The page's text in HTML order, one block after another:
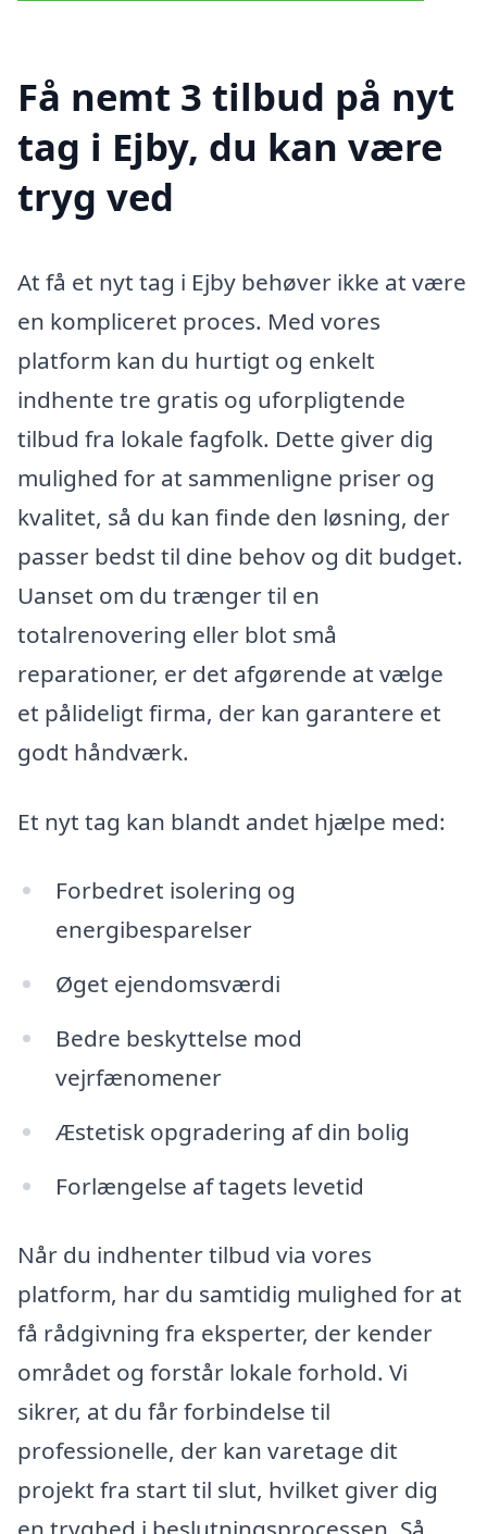
Få nemt 3 tilbud på nyt
tag i Ejby, du kan være
tryg ved
At få et nyt tag i Ejby behøver ikke at være
en kompliceret proces. Med vores
platform kan du hurtigt og enkelt
indhente tre gratis og uforpligtende
tilbud fra lokale fagfolk. Dette giver dig
mulighed for at sammenligne priser og
kvalitet, så du kan finde den løsning, der
passer bedst til dine behov og dit budget.
Uanset om du trænger til en
totalrenovering eller blot små
reparationer, er det afgørende at vælge
et pålideligt firma, der kan garantere et
godt håndværk.
Et nyt tag kan blandt andet hjælpe med:
Forbedret isolering og
energibesparelser
Øget ejendomsværdi
Bedre beskyttelse mod
vejrfænomener
Æstetisk opgradering af din bolig
Forlængelse af tagets levetid
Når du indhenter tilbud via vores
platform, har du samtidig mulighed for at
få rådgivning fra eksperter, der kender
området og forstår lokale forhold. Vi
sikrer, at du får forbindelse til
professionelle, der kan varetage dit
projekt fra start til slut, hvilket giver dig